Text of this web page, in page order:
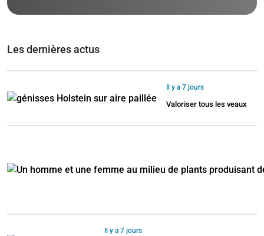
Les dernières actus
Il y a 7 jours
Valoriser tous les veaux
Il y a 7 jours